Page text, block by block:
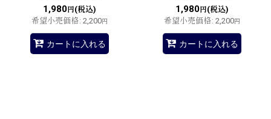
1,980円(税込)
希望小売価格: 2,200円
カートに入れる
1,980円(税込)
希望小売価格: 2,200円
カートに入れる